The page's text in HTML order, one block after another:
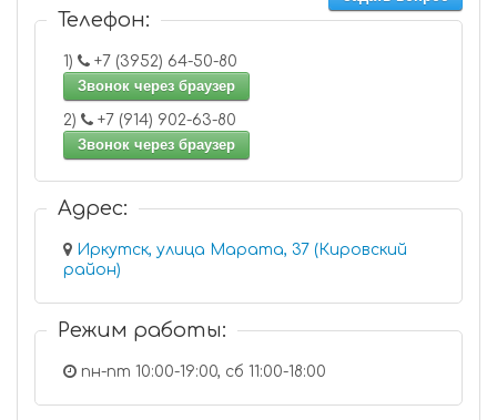
Телефон:
1)
+7 (3952) 64-50-80
Звонок через браузер
2)
+7 (914) 902-63-80
Звонок через браузер
Адрес:
Иркутск, улица Марата, 37 (Кировский
район)
Режим работы:
пн-пт 10:00-19:00, сб 11:00-18:00